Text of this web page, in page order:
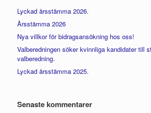
Lyckad årsstämma 2026.
Årsstämma 2026
Nya villkor för bidragsansökning hos oss!
Valberedningen söker kvinnliga kandidater till
valberedning.
Lyckad årsstämma 2025.
Senaste kommentarer